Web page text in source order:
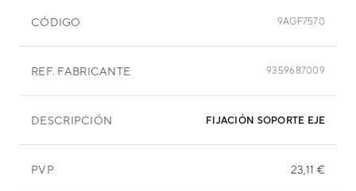
CÓDIGO 9AGF7570
REF. FABRICANTE 9359687009
DESCRIPCIÓN FIJACIÓN SOPORTE EJE
PVP 23,11 €